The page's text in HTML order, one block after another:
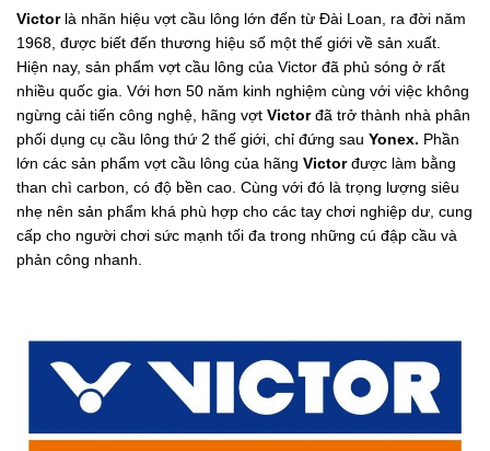
Victorlà nhãn hiệu vợt cầu lông lớn đến từ Đài Loan, ra đời năm
1968, được biết đến thương hiệu số một thế giới về sản xuất.
Hiện nay, sản phẩm vợt cầu lông của Victor đã phủ sóng ở rất
nhiều quốc gia. Với hơn 50 năm kinh nghiệm cùng với việc không
ngừng cải tiến công nghệ, hãng vợt Victorđã trở thành nhà phân
phối dụng cụ cầu lông thứ 2 thế giới, chỉ đứng sau Yonex. Phần
lớn các sản phẩm vợt cầu lông của hãng Victorđược làm bằng
than chì carbon, có độ bền cao. Cùng với đó là trọng lượng siêu
nhẹ nên sản phẩm khá phù hợp cho các tay chơi nghiệp dư, cung
cấp cho người chơi sức mạnh tối đa trong những cú đập cầu và
phản công nhanh.